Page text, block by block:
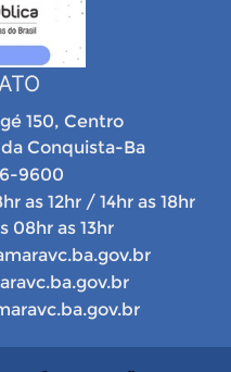
150, Centro
Conquista-Ba
9600
as 12hr / 14hr as 18hr
08hr as 13hr